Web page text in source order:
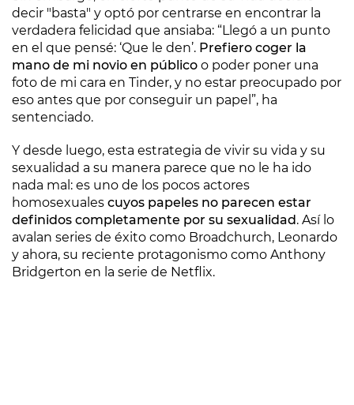
decir "basta" y optó por centrarse en encontrar la
verdadera felicidad que ansiaba: “Llegó a un punto
en el que pensé: ‘Que le den’. Prefiero coger la
mano de mi novio en público o poder poner una
foto de mi cara en Tinder, y no estar preocupado por
eso antes que por conseguir un papel”, ha
sentenciado.
Y desde luego, esta estrategia de vivir su vida y su
sexualidad a su manera parece que no le ha ido
nada mal: es uno de los pocos actores
homosexuales cuyos papeles no parecen estar
definidos completamente por su sexualidad. Así lo
avalan series de éxito como Broadchurch, Leonardo
y ahora, su reciente protagonismo como Anthony
Bridgerton en la serie de Netflix.